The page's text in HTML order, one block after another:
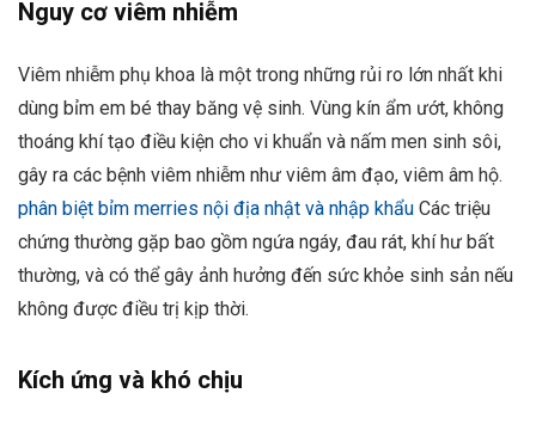
Nguy cơ viêm nhiễm
Viêm nhiễm phụ khoa là một trong những rủi ro lớn nhất khi
dùng bỉm em bé thay băng vệ sinh. Vùng kín ẩm ướt, không
thoáng khí tạo điều kiện cho vi khuẩn và nấm men sinh sôi,
gây ra các bệnh viêm nhiễm như viêm âm đạo, viêm âm hộ.
phân biệt bỉm merries nội địa nhật và nhập khẩu Các triệu
chứng thường gặp bao gồm ngứa ngáy, đau rát, khí hư bất
thường, và có thể gây ảnh hưởng đến sức khỏe sinh sản nếu
không được điều trị kịp thời.
Kích ứng và khó chịu